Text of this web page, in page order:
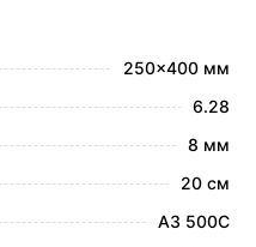
250x400 мм
6.28
8 мм
20 см
А3 500С